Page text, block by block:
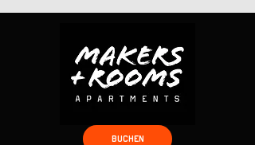
BUCHEN